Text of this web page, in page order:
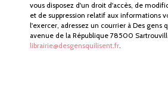
vous disposez d'un droit d'accès, de
et de suppression relatif aux informations
l'exercer, adressez un courrier à Des gens
avenue de la République 78500
librairie@desgensquilisent.fr